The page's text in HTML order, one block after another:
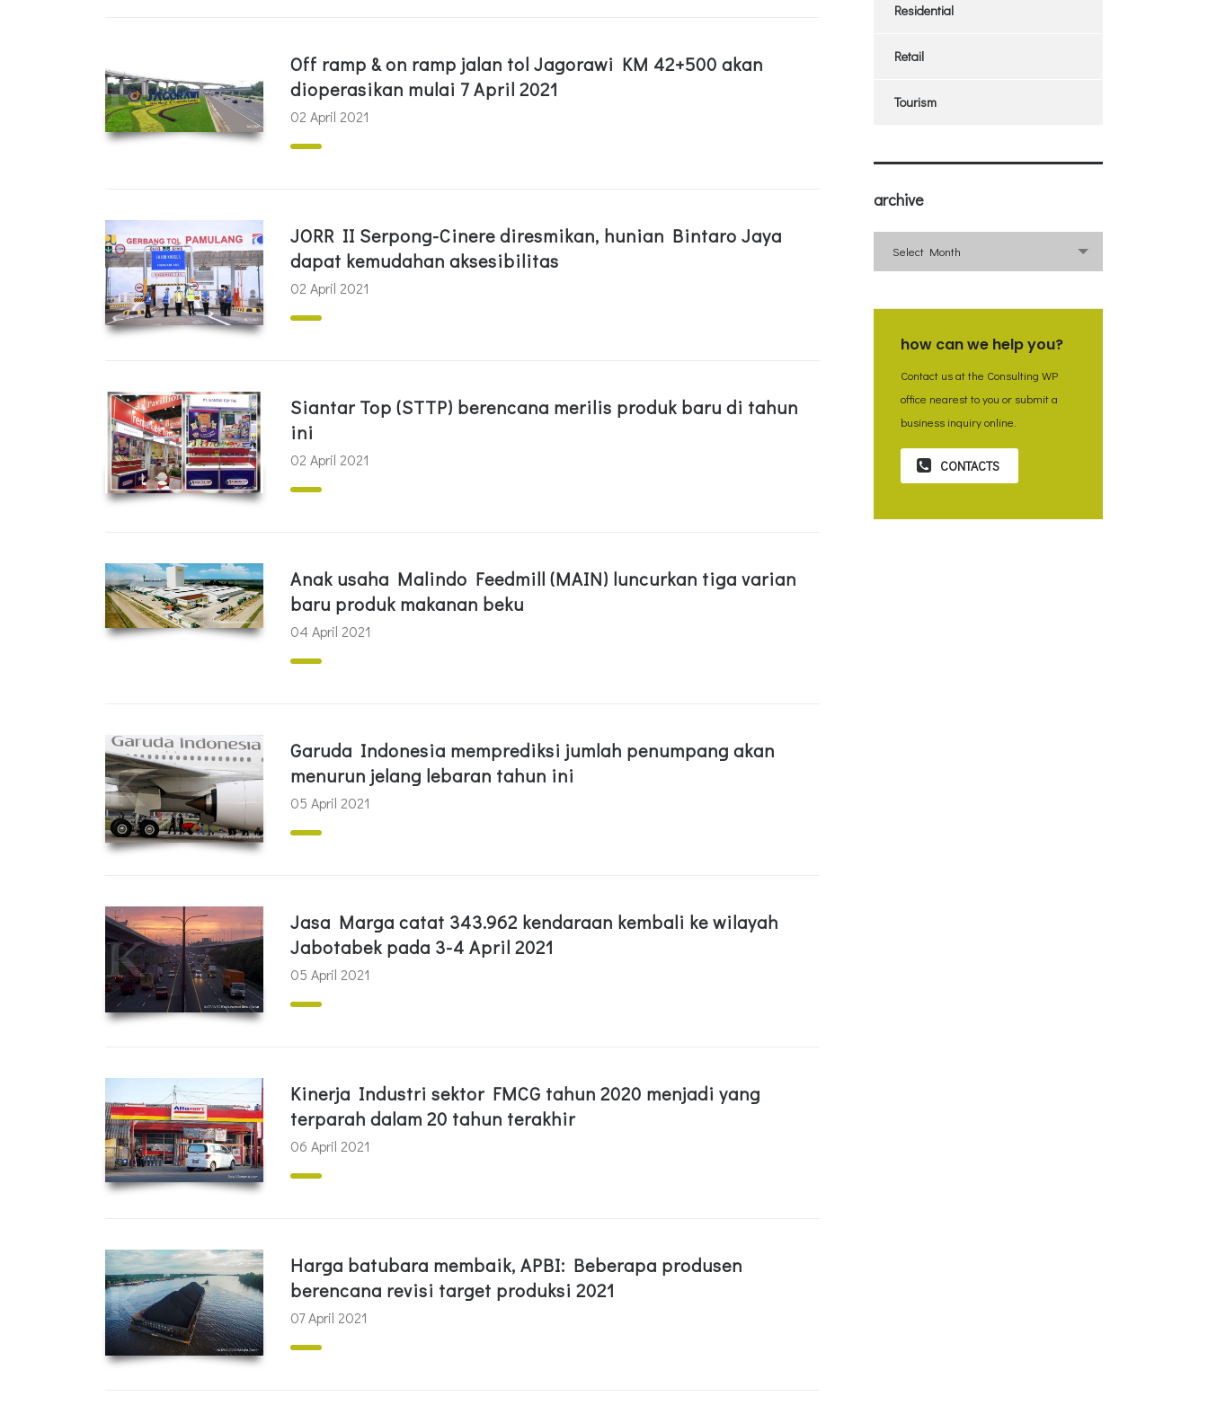
Off ramp & on ramp jalan tol Jagorawi KM 42+500 akan
dioperasikan mulai 7 April 2021
02 April 2021
JORR II Serpong-Cinere diresmikan, hunian Bintaro Jaya
dapat kemudahan aksesibilitas
02 April 2021
Siantar Top (STTP) berencana merilis produk baru di tahun
ini
02 April 2021
Anak usaha Malindo Feedmill (MAIN) luncurkan tiga varian
baru produk makanan beku
04 April 2021
Garuda Indonesia memprediksi jumlah penumpang akan
menurun jelang lebaran tahun ini
05 April 2021
Jasa Marga catat 343.962 kendaraan kembali ke wilayah
Jabotabek pada 3-4 April 2021
05 April 2021
Kinerja Industri sektor FMCG tahun 2020 menjadi yang
terparah dalam 20 tahun terakhir
06 April 2021
Harga batubara membaik, APBI: Beberapa produsen
berencana revisi target produksi 2021
07 April 2021
Residential
Retail
Tourism
archive
Select Month
how can we help you?
Contact us at the Consulting WP
office nearest to you or submit a
business inquiry online.
CONTACTS